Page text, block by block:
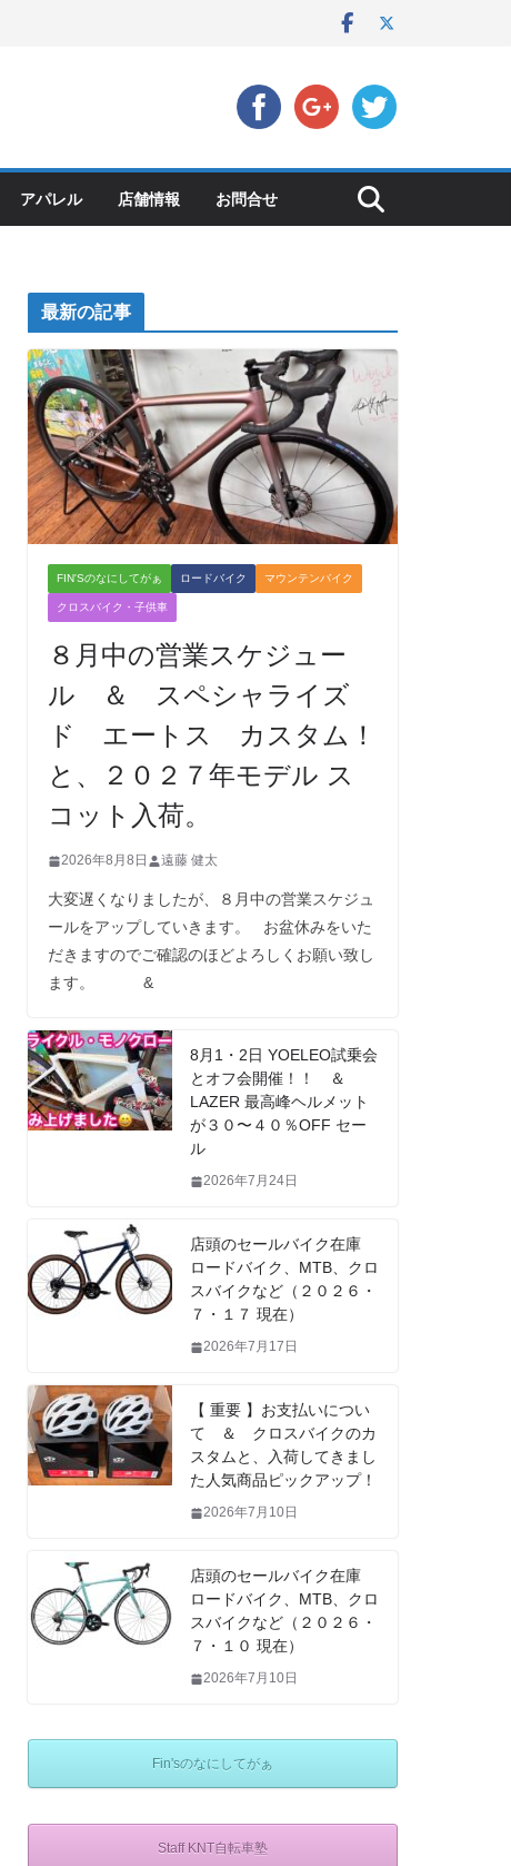
アパレル 店舗情報 お問合せ
最新の記事
FIN'Sのなにしてがぁ ロードバイク マウンテンバイク
クロスバイク・子供車
８月中の営業スケジュー
ル ＆ スペシャライズ
ド エートス カスタム！
と、２０２７年モデル ス
コット入荷。
2026年8月8日 遠藤 健太
大変遅くなりましたが、８月中の営業スケジュ
ールをアップしていきます。 お盆休みをいた
だきますのでご確認のほどよろしくお願い致し
ます。 &
8月1・2日 YOELEO試乗会
とオフ会開催！！ ＆
LAZER 最高峰ヘルメット
が３０〜４０％OFF セー
ル
2026年7月24日
店頭のセールバイク在庫
ロードバイク、MTB、クロ
スバイクなど（２０２６・
７・１７ 現在）
2026年7月17日
【 重要 】お支払いについ
て ＆ クロスバイクのカ
スタムと、入荷してきまし
た人気商品ピックアップ！
2026年7月10日
店頭のセールバイク在庫
ロードバイク、MTB、クロ
スバイクなど（２０２６・
７・１０ 現在）
2026年7月10日
Fin'sのなにしてがぁ
Staff KNT自転車塾